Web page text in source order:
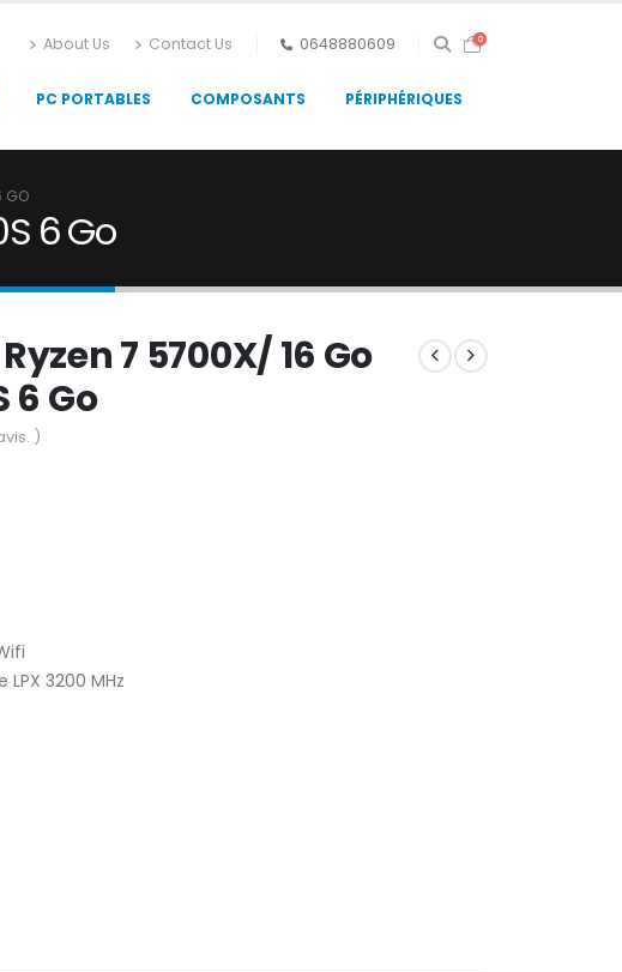
About Us Contact Us 0648880609 0
PC PORTABLES COMPOSANTS PÉRIPHÉRIQUES
GO
6 Go
7 5700X/ 16 Go
6 Go
)
LPX 3200 MHz